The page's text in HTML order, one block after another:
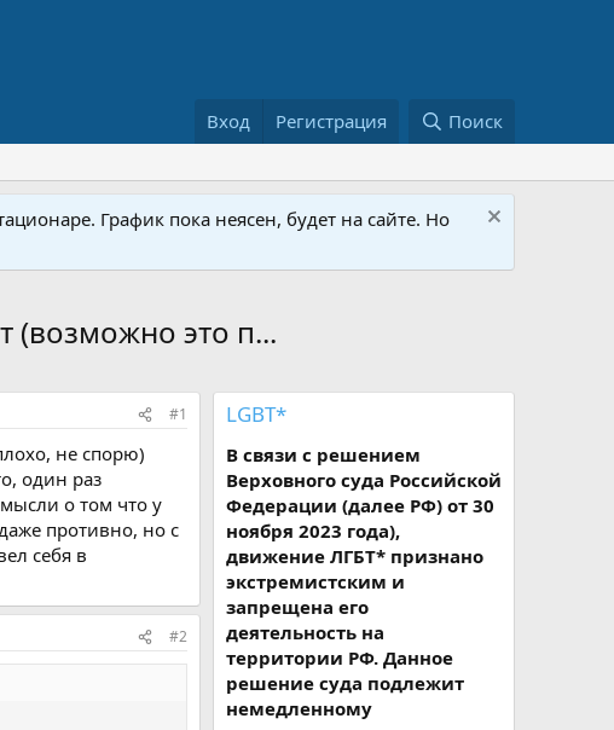
Вход Регистрация Поиск
График пока неясен, будет на сайте. Но
(возможно это п...
#1
не спорю)
один раз
о том что у
противно, но с
себя в
#2
LGBT*
В связи с решением
Верховного суда Российской
Федерации (далее РФ) от 30
ноября 2023 года),
движение ЛГБТ* признано
экстремистским и
запрещена его
деятельность на
территории РФ. Данное
решение суда подлежит
немедленному